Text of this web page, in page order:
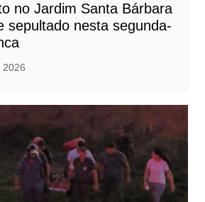
no Jardim Santa Bárbara
sepultado nesta segunda-
2026